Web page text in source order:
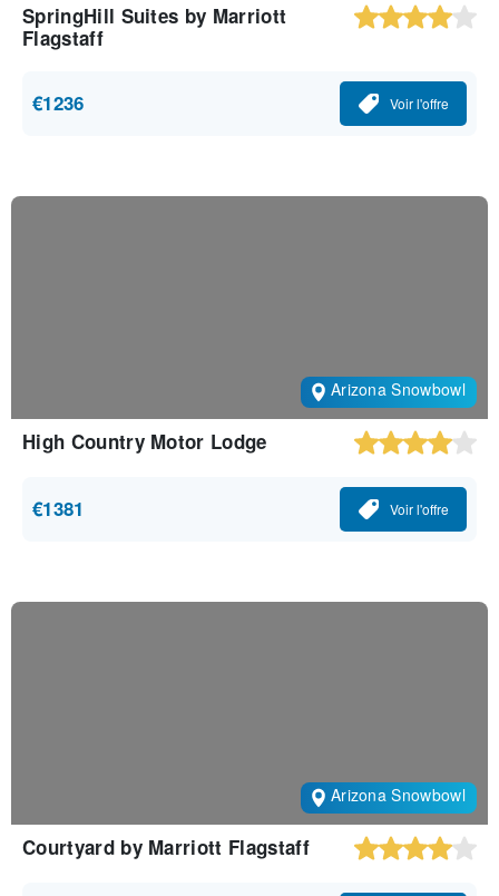
SpringHill Suites by Marriott
Flagstaff
€1236 Voir l'offre
Arizona Snowbowl
High Country Motor Lodge
€1381 Voir l'offre
Arizona Snowbowl
Courtyard by Marriott Flagstaff